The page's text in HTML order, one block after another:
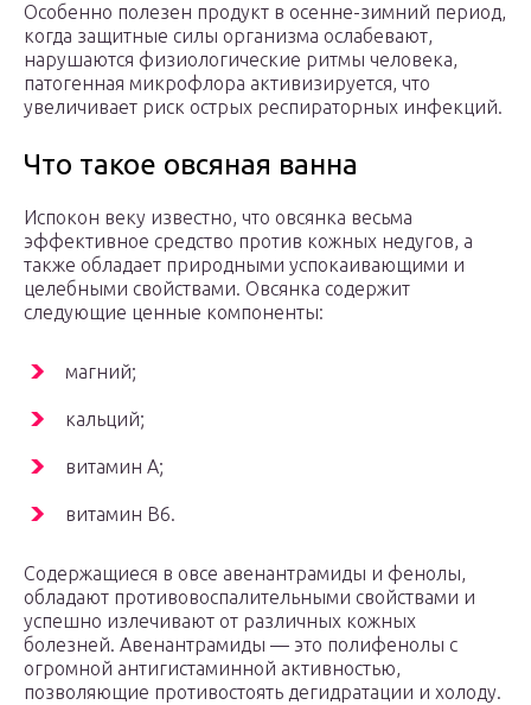
Особенно полезен продукт в осенне-зимний период,
когда защитные силы организма ослабевают,
нарушаются физиологические ритмы человека,
патогенная микрофлора активизируется, что
увеличивает риск острых респираторных инфекций.
Что такое овсяная ванна
Испокон веку известно, что овсянка весьма
эффективное средство против кожных недугов, а
также обладает природными успокаивающими и
целебными свойствами. Овсянка содержит
следующие ценные компоненты:
магний;
кальций;
витамин A;
витамин B6.
Содержащиеся в овсе авенантрамиды и фенолы,
обладают противовоспалительными свойствами и
успешно излечивают от различных кожных
болезней. Авенантрамиды — это полифенолы с
огромной антигистаминной активностью,
позволяющие противостоять дегидратации и холоду.